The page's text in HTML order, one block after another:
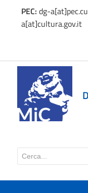
PEC: dg-
a[at]cultura.gov.it